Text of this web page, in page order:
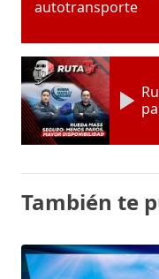
autotransporte
También te